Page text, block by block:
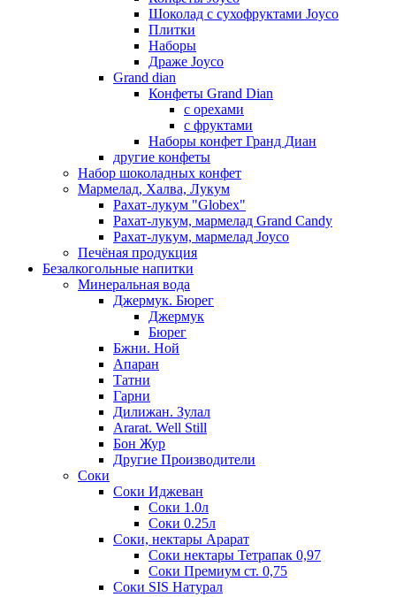
Шоколад с сухофруктами Joyco
Плитки
Наборы
Драже Joyco
Grand dian
Конфеты Grand Dian
с орехами
с фруктами
Наборы конфет Гранд Диан
другие конфеты
Набор шоколадных конфет
Мармелад, Халва, Лукум
Рахат-лукум "Globex"
Рахат-лукум, мармелад Grand Candy
Рахат-лукум, мармелад Joyco
Печёная продукция
Безалкогольные напитки
Минеральная вода
Джермук. Бюрег
Джермук
Бюрег
Бжни. Ной
Апаран
Татни
Гарни
Дилижан. Зулал
Ararat. Well Still
Бон Жур
Другие Производители
Соки
Соки Иджеван
Соки 1.0л
Соки 0.25л
Соки, нектары Арарат
Соки нектары Тетрапак 0,97
Соки Премиум ст. 0,75
Соки SIS Натурал